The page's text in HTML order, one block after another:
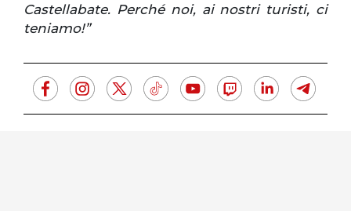
Castellabate. Perché noi, ai nostri turisti, ci
teniamo!”